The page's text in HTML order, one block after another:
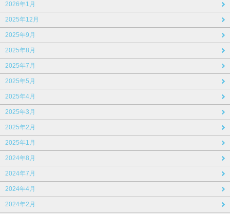
2026年1月
2025年12月
2025年9月
2025年8月
2025年7月
2025年5月
2025年4月
2025年3月
2025年2月
2025年1月
2024年8月
2024年7月
2024年4月
2024年2月